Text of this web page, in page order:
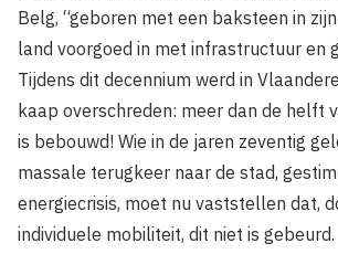
Belg, “geboren met een baksteen in
land voorgoed in met infrastructuur en
Tijdens dit decennium werd in
kaap overschreden: meer dan de helft
is bebouwd! Wie in de jaren zeventig
massale terugkeer naar de stad,
energiecrisis, moet nu vaststellen dat,
individuele mobiliteit, dit niet is gebeurd.